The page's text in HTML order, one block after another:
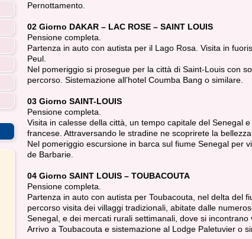
Pernottamento.
02 Giorno DAKAR – LAC ROSE – SAINT LOUIS
Pensione completa.
Partenza in auto con autista per il Lago Rosa. Visita in
Peul.
Nel pomeriggio si prosegue per la città di Saint-Louis con
percorso. Sistemazione all’hotel Coumba Bang o similare.
03 Giorno SAINT-LOUIS
Pensione completa.
Visita in calesse della città, un tempo capitale del Senegal e
francese. Attraversando le stradine ne scoprirete la bellezza
Nel pomeriggio escursione in barca sul fiume Senegal per
de Barbarie.
04 Giorno SAINT LOUIS – TOUBACOUTA
Pensione completa.
Partenza in auto con autista per Toubacouta, nel delta del
percorso visita dei villaggi tradizionali, abitate dalle
Senegal, e dei mercati rurali settimanali, dove si incontrano
Arrivo a Toubacouta e sistemazione al Lodge Paletuvier o